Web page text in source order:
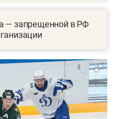
Швец-Роговой,
Комтуа, 13:55)
Лямкин, 27:09)
— запрещенной в РФ